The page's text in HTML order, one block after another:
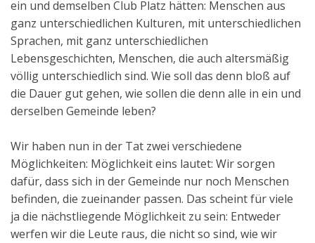
ein und demselben Club Platz hätten: Menschen aus
ganz unterschiedlichen Kulturen, mit unterschiedlichen
Sprachen, mit ganz unterschiedlichen
Lebensgeschichten, Menschen, die auch altersmäßig
völlig unterschiedlich sind. Wie soll das denn bloß auf
die Dauer gut gehen, wie sollen die denn alle in ein und
derselben Gemeinde leben?
Wir haben nun in der Tat zwei verschiedene
Möglichkeiten: Möglichkeit eins lautet: Wir sorgen
dafür, dass sich in der Gemeinde nur noch Menschen
befinden, die zueinander passen. Das scheint für viele
ja die nächstliegende Möglichkeit zu sein: Entweder
werfen wir die Leute raus, die nicht so sind, wie wir